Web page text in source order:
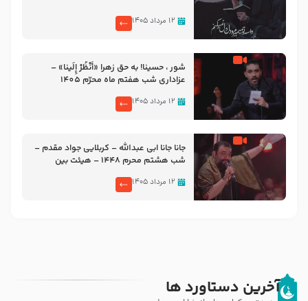
۱۲ مرداد ۱۴۰۵
شور ، حسینا! به‌ حق زهرا «أُنْظُرْ إِلَینا» –
عزاداری شب هفتم ماه محرّم 1405
۱۲ مرداد ۱۴۰۵
جانا جانا ابی عبدالله – کربلایی جواد مقدم –
شب هشتم محرم 1448 – هیئت بین
۱۲ مرداد ۱۴۰۵
آخرین دستاورد ها